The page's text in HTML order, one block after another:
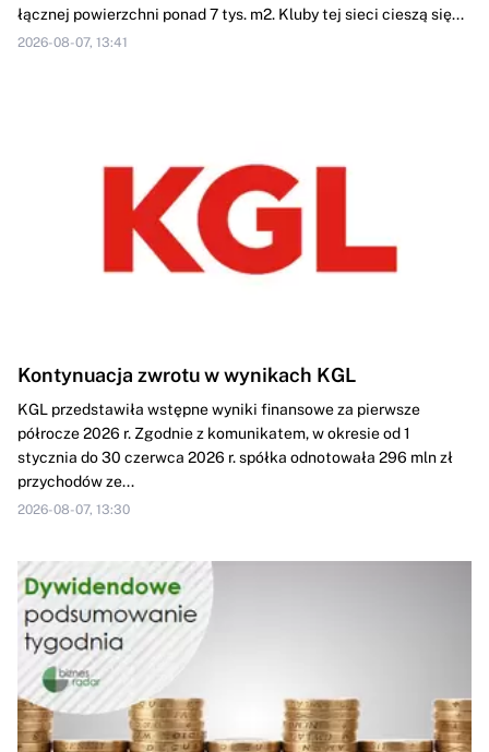
łącznej powierzchni ponad 7 tys. m2. Kluby tej sieci cieszą się...
2026-08-07, 13:41
Kontynuacja zwrotu w wynikach KGL
KGL przedstawiła wstępne wyniki finansowe za pierwsze
półrocze 2026 r. Zgodnie z komunikatem, w okresie od 1
stycznia do 30 czerwca 2026 r. spółka odnotowała 296 mln zł
przychodów ze...
2026-08-07, 13:30